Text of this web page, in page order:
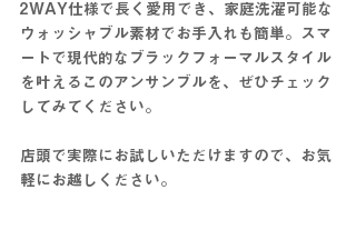
2WAY仕様で長く愛用でき、家庭洗濯可能な
ウォッシャブル素材でお手入れも簡単。スマ
ートで現代的なブラックフォーマルスタイル
を叶えるこのアンサンブルを、 ぜひチェック
してみてください。
店頭で実際にお試しいただけますので、お気
軽にお越しください。